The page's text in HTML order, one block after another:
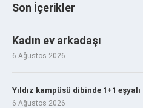
Son İçerikler
Kadın ev arkadaşı
6 Ağustos 2026
Yıldız kampüsü dibinde 1+1
6 Ağustos 2026